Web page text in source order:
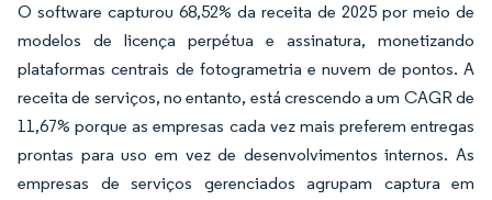
O software capturou 68,52% da receita de 2025 por meio de
modelos de licença perpétua e assinatura, monetizando
plataformas centrais de fotogrametria e nuvem de pontos. A
receita de serviços, no entanto, está crescendo a um CAGR de
11,67% porque as empresas cada vez mais preferem entregas
prontas para uso em vez de desenvolvimentos internos. As
empresas de serviços gerenciados agrupam captura em